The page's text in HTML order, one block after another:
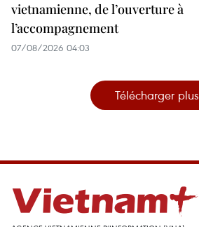
vietnamienne, de l’ouverture à
l’accompagnement
07/08/2026 04:03
Télécharger plus